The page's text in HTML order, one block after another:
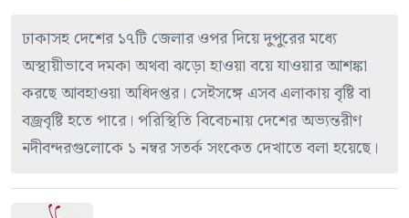
ঢাকাসহ দেশের ১৭টি জেলার ওপর দিয়ে দুপুরের মধ্যে
অস্থায়ীভাবে দমকা অথবা ঝড়ো হাওয়া বয়ে যাওয়ার আশঙ্কা
করছে আবহাওয়া অধিদপ্তর। সেইসঙ্গে এসব এলাকায় বৃষ্টি বা
বজ্রবৃষ্টি হতে পারে। পরিস্থিতি বিবেচনায় দেশের অভ্যন্তরীণ
নদীবন্দরগুলোকে ১ নম্বর সতর্ক সংকেত দেখাতে বলা হয়েছে।